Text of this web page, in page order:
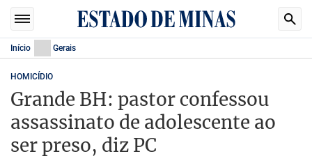
Início Gerais
HOMICÍDIO
Grande BH: pastor confessou
assassinato de adolescente ao
ser preso, diz PC